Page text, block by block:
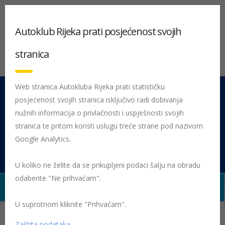
051 212 442 Centrala
Pon - Pet 08:00 - 16:00
Rujevica 9/1, 51000 Rijeka
Početna Posljednje objavljene novosti
Autoklub Rijeka prati posjećenost svojih
stranica
Web stranica Autokluba Rijeka prati statističku
posjećenost svojih stranica isključivo radi dobivanja
nužnih informacija o privlačnosti i uspješnosti svojih
stranica te pritom koristi uslugu treće strane pod nazivom
Google Analytics.
U koliko ne želite da se prikupljeni podaci šalju na obradu
odaberite "Ne prihvaćam".
U suprotnom kliknite "Prihvaćam".